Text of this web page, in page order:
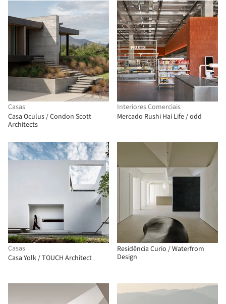
Casas
Casa Oculus / Condon Scott
Architects
Interiores Comerciais
Mercado Rushi Hai Life / odd
Casas
Casa Yolk / TOUCH Architect
Residência Curio / Waterfrom
Design